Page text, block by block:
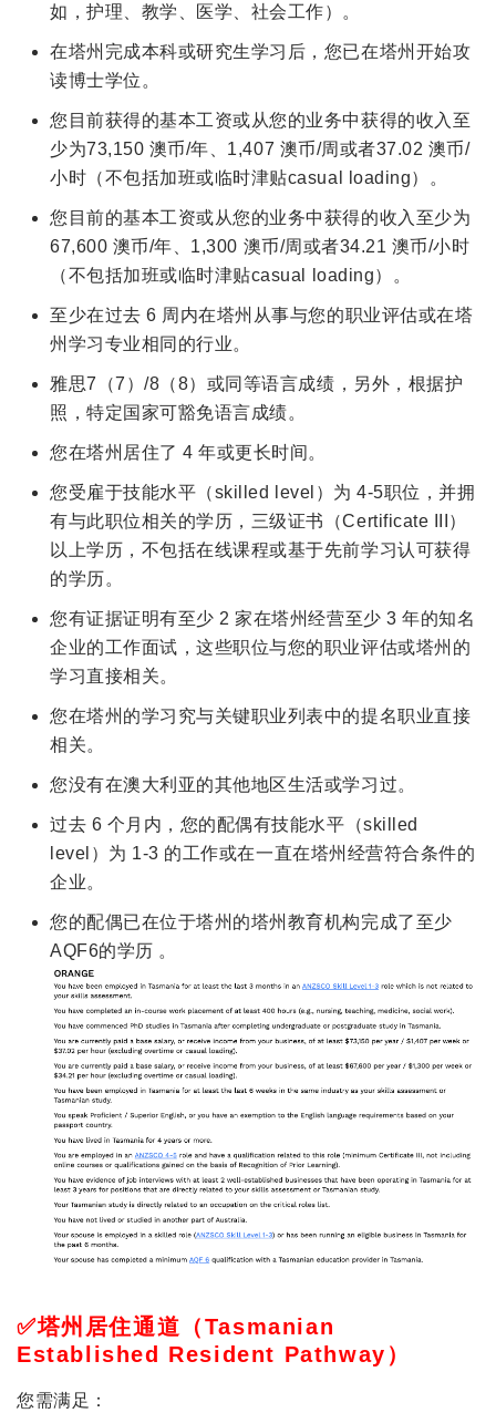
如，护理、教学、医学、社会工作）。
在塔州完成本科或研究生学习后，您已在塔州开始攻
读博士学位。
您目前获得的基本工资或从您的业务中获得的收入至
少为73,150 澳币/年、1,407 澳币/周或者37.02 澳币/
小时（不包括加班或临时津贴casual loading）。
您目前的基本工资或从您的业务中获得的收入至少为
67,600 澳币/年、1,300 澳币/周或者34.21 澳币/小时
（不包括加班或临时津贴casual loading）。
至少在过去 6 周内在塔州从事与您的职业评估或在塔
州学习专业相同的行业。
雅思7（7）/8（8）或同等语言成绩，另外，根据护
照，特定国家可豁免语言成绩。
您在塔州居住了 4 年或更长时间。
您受雇于技能水平（skilled level）为 4-5职位，并拥
有与此职位相关的学历，三级证书（Certificate III）
以上学历，不包括在线课程或基于先前学习认可获得
的学历。
您有证据证明有至少 2 家在塔州经营至少 3 年的知名
企业的工作面试，这些职位与您的职业评估或塔州的
学习直接相关。
您在塔州的学习究与关键职业列表中的提名职业直接
相关。
您没有在澳大利亚的其他地区生活或学习过。
过去 6 个月内，您的配偶有技能水平（skilled
level）为 1-3 的工作或在一直在塔州经营符合条件的
企业。
您的配偶已在位于塔州的塔州教育机构完成了至少
AQF6的学历 。
✅塔州居住通道（Tasmanian
Established Resident Pathway）
您需满足：